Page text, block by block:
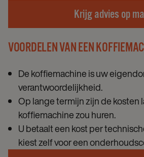
Krijg advies op
VOORDELEN VAN EEN
De koffiemachine is uw
verantwoordelijkheid.
Op lange termijn zijn de kosten
koffiemachine zou huren.
U betaalt een kost per
kiest zelf voor een